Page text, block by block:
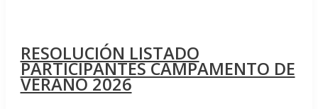
RESOLUCIÓN LISTADO
PARTICIPANTES CAMPAMENTO DE
VERANO 2026